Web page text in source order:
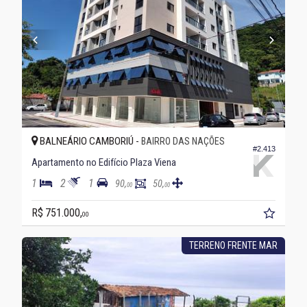
#2.413
BALNEÁRIO CAMBORIÚ - BAIRRO DAS NAÇÕES
Apartamento no Edifício Plaza Viena
1 2 1 90,00 50,00
R$ 751.000,00
TERRENO FRENTE MAR